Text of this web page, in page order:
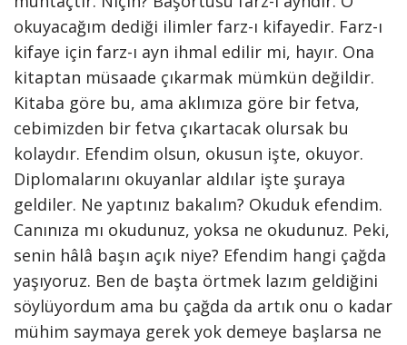
okuyacağım dediği ilimler farz-ı kifayedir. Farz-ı
kifaye için farz-ı ayn ihmal edilir mi, hayır. Ona
kitaptan müsaade çıkarmak mümkün değildir.
Kitaba göre bu, ama aklımıza göre bir fetva,
cebimizden bir fetva çıkartacak olursak bu
kolaydır. Efendim olsun, okusun işte, okuyor.
Diplomalarını okuyanlar aldılar işte şuraya
geldiler. Ne yaptınız bakalım? Okuduk efendim.
Canınıza mı okudunuz, yoksa ne okudunuz. Peki,
senin hâlâ başın açık niye? Efendim hangi çağda
yaşıyoruz. Ben de başta örtmek lazım geldiğini
söylüyordum ama bu çağda da artık onu o kadar
mühim saymaya gerek yok demeye başlarsa ne